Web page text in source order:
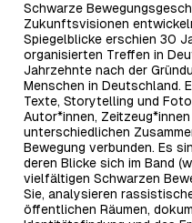
Schwarze
Zukunftsvisionen
Spiegelblicke erschien 30
organisierten Treffen in
Jahrzehnte nach der
Menschen in Deutschland.
Texte, Storytelling und
Autor*innen,
unterschiedlichen
Bewegung verbunden. Es
deren Blicke sich im Band
vielfältigen Schwarzen
Sie, analysieren
öffentlichen Räumen,